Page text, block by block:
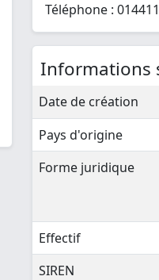
Téléphone :
Informations
Date de création
Pays d'origine
Forme juridique
Effectif
SIREN